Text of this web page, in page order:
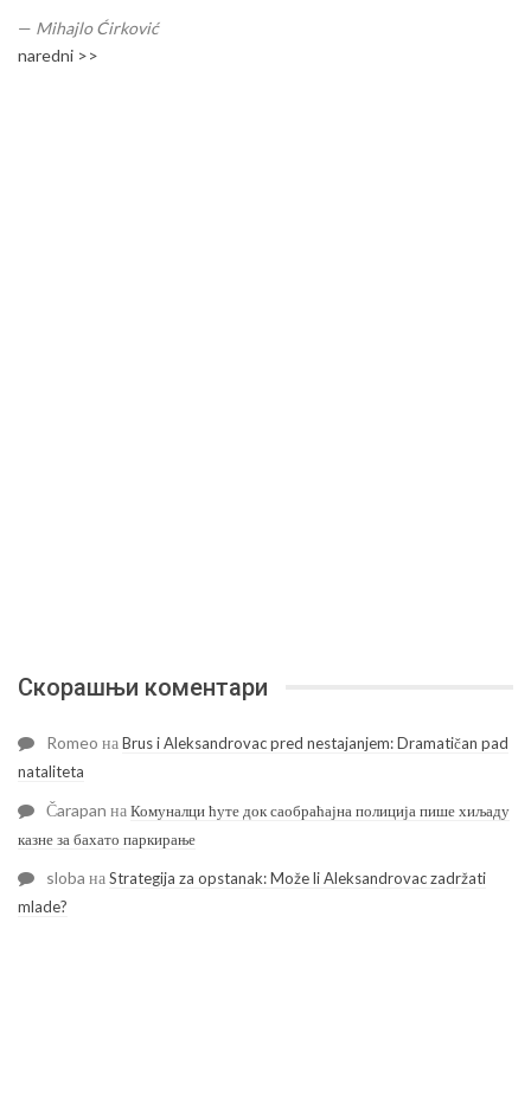
— Mihajlo Ćirković
naredni >>
Скорашњи коментари
Romeo наBrus i Aleksandrovac pred nestajanjem: Dramatičan pad
nataliteta
Čarapan наКомуналци ћуте док саобраћајна полиција пише хиљаду
казне за бахато паркирање
sloba наStrategija za opstanak: Može li Aleksandrovac zadržati
mlade?